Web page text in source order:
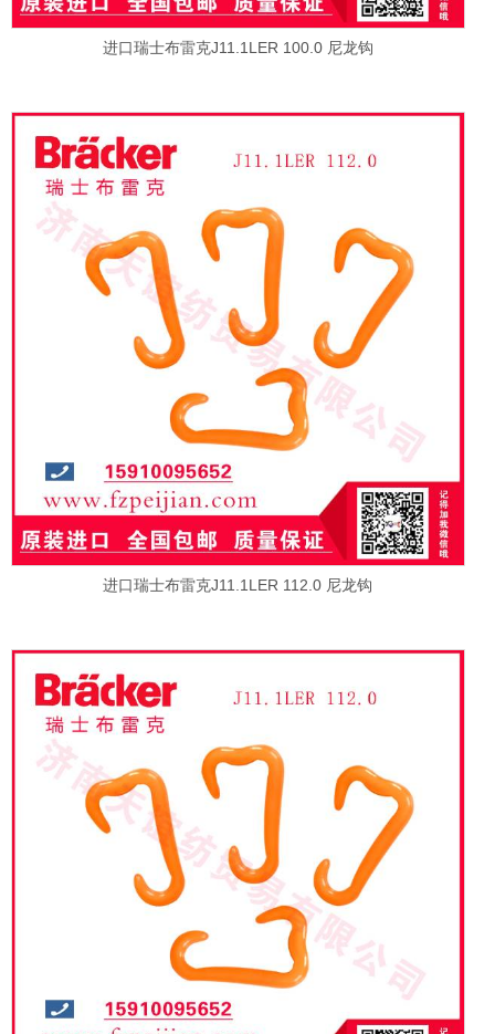
进口瑞士布雷克J11.1LER 100.0 尼龙钩
进口瑞士布雷克J11.1LER 112.0 尼龙钩